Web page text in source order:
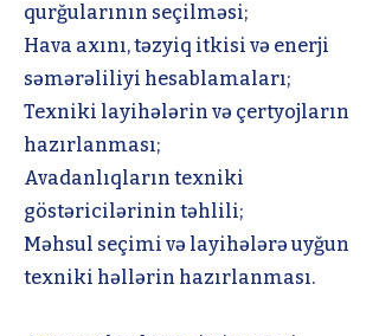
qurğularının seçilməsi;
Hava axını, təzyiq itkisi və enerji
səmərəliliyi hesablamaları;
Texniki layihələrin və çertyojların
hazırlanması;
Avadanlıqların texniki
göstəricilərinin təhlili;
Məhsul seçimi və layihələrə uyğun
texniki həllərin hazırlanması.